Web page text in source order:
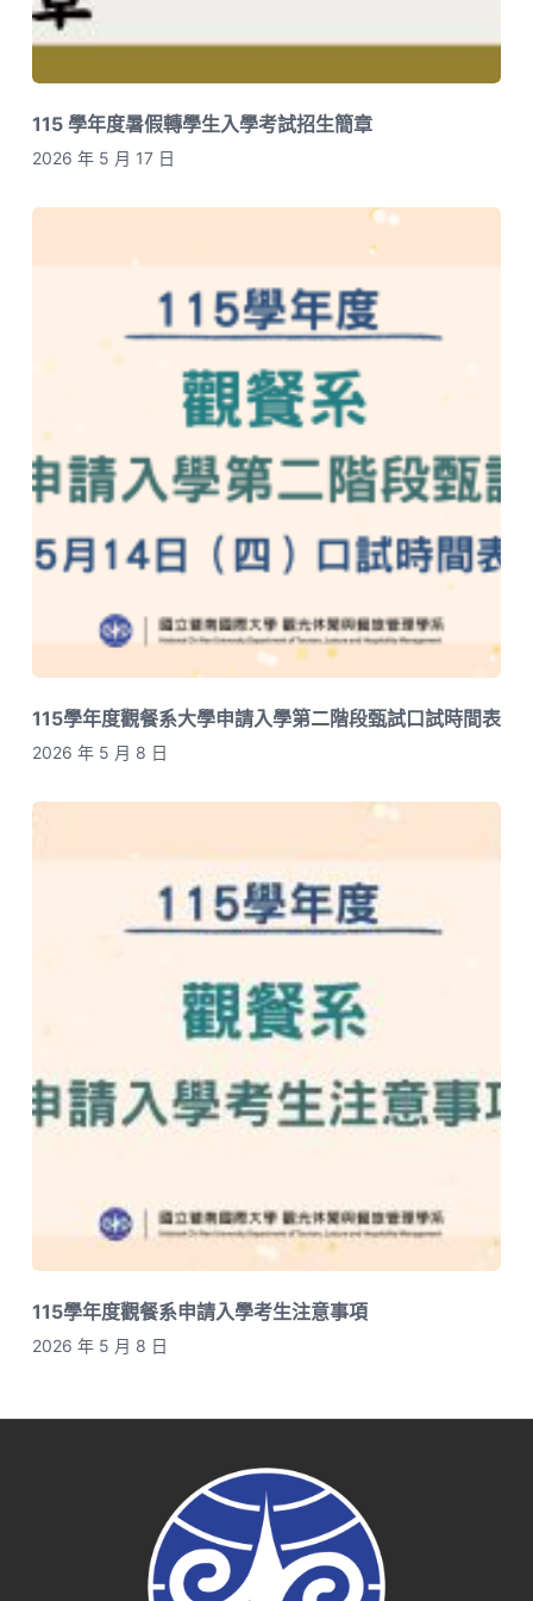
115 學年度暑假轉學生入學考試招生簡章
2026 年 5 月 17 日
115學年度觀餐系大學申請入學第二階段甄試口試時間表
2026 年 5 月 8 日
115學年度觀餐系申請入學考生注意事項
2026 年 5 月 8 日